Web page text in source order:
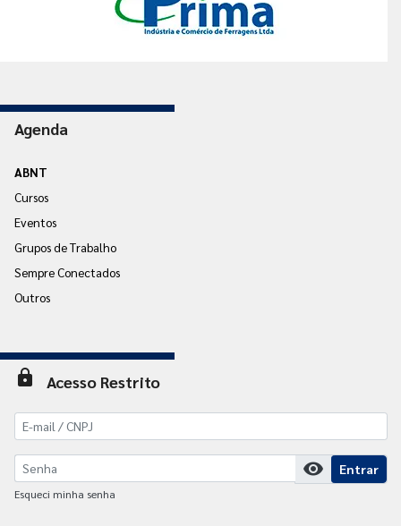
Agenda
ABNT
Cursos
Eventos
Grupos de Trabalho
Sempre Conectados
Outros
lock Acesso Restrito
visibility Entrar
Esqueci minha senha